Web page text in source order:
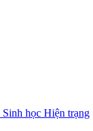
Sinh học Hiện trạng